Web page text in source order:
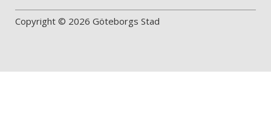
Copyright © 2026 Göteborgs Stad